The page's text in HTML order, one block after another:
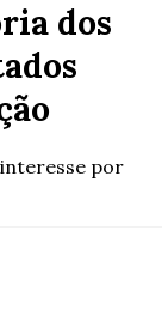
dos
por